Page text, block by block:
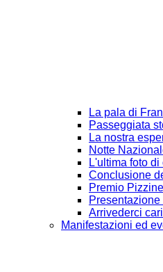
La pala di
Passeggiata
La nostra
Notte
L'ultima foto di
Conclusione
Premio
Arrivederci
Manifestazioni ed